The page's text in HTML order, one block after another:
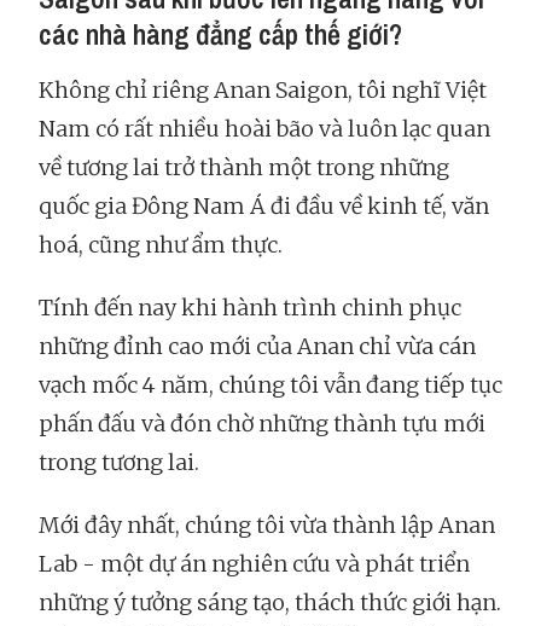
các nhà hàng đẳng cấp thế giới?
Không chỉ riêng Anan Saigon, tôi nghĩ Việt
Nam có rất nhiều hoài bão và luôn lạc quan
về tương lai trở thành một trong những
quốc gia Đông Nam Á đi đầu về kinh tế, văn
hoá, cũng như ẩm thực.
Tính đến nay khi hành trình chinh phục
những đỉnh cao mới của Anan chỉ vừa cán
vạch mốc 4 năm, chúng tôi vẫn đang tiếp tục
phấn đấu và đón chờ những thành tựu mới
trong tương lai.
Mới đây nhất, chúng tôi vừa thành lập Anan
Lab - một dự án nghiên cứu và phát triển
những ý tưởng sáng tạo, thách thức giới hạn.